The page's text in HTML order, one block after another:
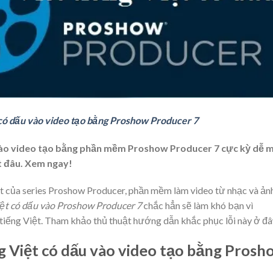
dấu vào video tạo bằng Proshow Producer 7
video tạo bằng phần mềm Proshow Producer 7 cực kỳ dễ
Xem ngay!
của series Proshow Producer, phần mềm làm video từ nhạc và
có dấu vào Proshow Producer 7chắc hẳn sẽ làm khó bạn vì
Việt. Tham khảo thủ thuật hướng dẫn khắc phục lỗi này ở
có dấu vào video tạo bằng